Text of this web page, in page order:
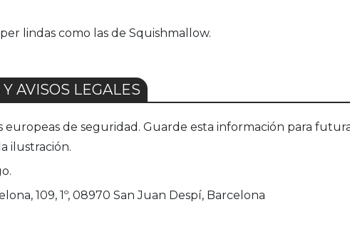
lindas como las de Squishmallow.
AVISOS LEGALES
europeas de seguridad. Guarde esta información para
ilustración.
109, 1º, 08970 San Juan Despí, Barcelona